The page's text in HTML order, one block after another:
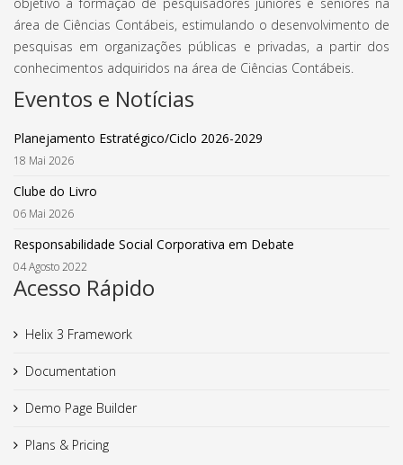
área de Ciências Contábeis, estimulando o desenvolvimento de
pesquisas em organizações públicas e privadas, a partir dos
conhecimentos adquiridos na área de Ciências Contábeis.
Eventos e Notícias
Planejamento Estratégico/Ciclo 2026-2029
18 Mai 2026
Clube do Livro
06 Mai 2026
Responsabilidade Social Corporativa em Debate
04 Agosto 2022
Acesso Rápido
Helix 3 Framework
Documentation
Demo Page Builder
Plans & Pricing